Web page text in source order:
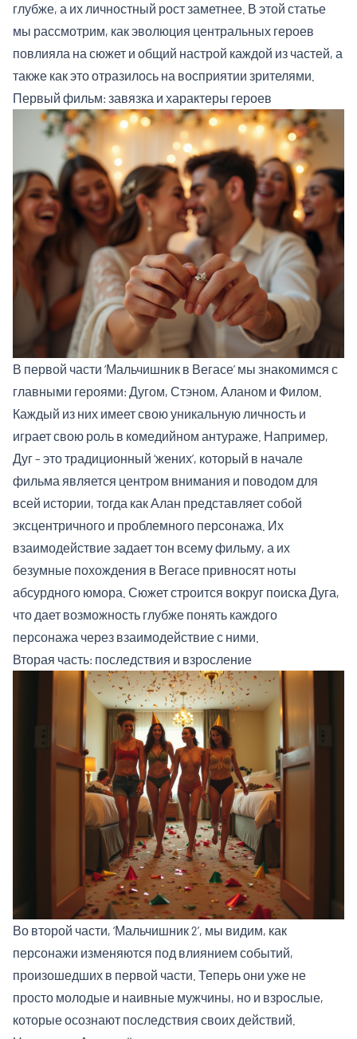
глубже, а их личностный рост заметнее. В этой статье
мы рассмотрим, как эволюция центральных героев
повлияла на сюжет и общий настрой каждой из частей, а
также как это отразилось на восприятии зрителями.
Первый фильм: завязка и характеры героев
В первой части ‘Мальчишник в Вегасе’ мы знакомимся с
главными героями: Дугом, Стэном, Аланом и Филом.
Каждый из них имеет свою уникальную личность и
играет свою роль в комедийном антураже. Например,
Дуг – это традиционный ‘жених’, который в начале
фильма является центром внимания и поводом для
всей истории, тогда как Алан представляет собой
эксцентричного и проблемного персонажа. Их
взаимодействие задает тон всему фильму, а их
безумные похождения в Вегасе привносят ноты
абсурдного юмора. Сюжет строится вокруг поиска Дуга,
что дает возможность глубже понять каждого
персонажа через взаимодействие с ними.
Вторая часть: последствия и взросление
Во второй части, ‘Мальчишник 2’, мы видим, как
персонажи изменяются под влиянием событий,
произошедших в первой части. Теперь они уже не
просто молодые и наивные мужчины, но и взрослые,
которые осознают последствия своих действий.